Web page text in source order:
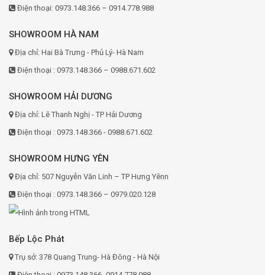
Điện thoại: 0973.148.366 – 0914.778.988
SHOWROOM HÀ NAM
Địa chỉ: Hai Bà Trưng - Phủ Lý- Hà Nam
Điện thoại : 0973.148.366 – 0988.671.602
SHOWROOM HẢI DƯƠNG
Địa chỉ: Lê Thanh Nghị - TP Hải Dương
Điện thoại : 0973.148.366 - 0988.671.602
SHOWROOM HƯNG YÊN
Địa chỉ: 507 Nguyễn Văn Linh – TP Hưng Yênn
Điện thoại : 0973.148.366 – 0979.020.128
Bếp Lộc Phát
Trụ sở: 378 Quang Trung- Hà Đông - Hà Nội